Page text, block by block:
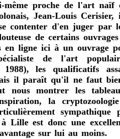
même proche de l'art naïf
Jean-Louis
contenter d'en juger par
de certains
en ligne ici à un ouvrage
de l'art
les qualificatifs
il paraît qu'il ne faut
nous montrer les
la
à Lille est donc une
sur lui au moins.